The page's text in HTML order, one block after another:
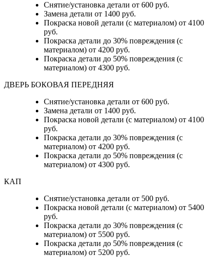
Снятие/установка детали от 600 руб.
Замена детали от 1400 руб.
Покраска новой детали (с материалом) от 4100
руб.
Покраска детали до 30% повреждения (с
материалом) от 4200 руб.
Покраска детали до 50% повреждения (с
материалом) от 4300 руб.
ДВЕРЬ БОКОВАЯ ПЕРЕДНЯЯ
Снятие/установка детали от 600 руб.
Замена детали от 1400 руб.
Покраска новой детали (с материалом) от 4100
руб.
Покраска детали до 30% повреждения (с
материалом) от 4200 руб.
Покраска детали до 50% повреждения (с
материалом) от 4300 руб.
КАП
Снятие/установка детали от 500 руб.
Покраска новой детали (с материалом) от 5400
руб.
Покраска детали до 30% повреждения (с
материалом) от 5500 руб.
Покраска детали до 50% повреждения (с
материалом) от 5200 руб.